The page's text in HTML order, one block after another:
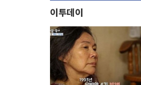
이투데이